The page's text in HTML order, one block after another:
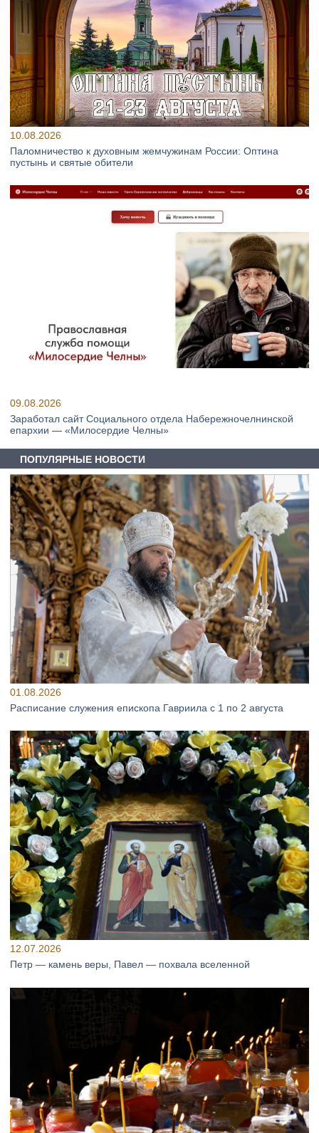
10.08.2026
Паломничество к духовным жемчужинам России: Оптина
пустынь и святые обители
09.08.2026
Заработал сайт Социального отдела Набережночелнинской
епархии — «Милосердие Челны»
ПОПУЛЯРНЫЕ НОВОСТИ
01.08.2026
Расписание служения епископа Гавриила с 1 по 2 августа
12.07.2026
Петр — камень веры, Павел — похвала вселенной